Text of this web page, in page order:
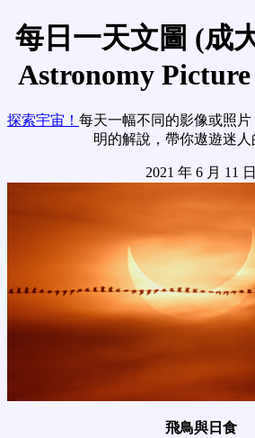
每日一天文圖 (成
Astronomy
探索宇宙！ 每天一幅不同的影像或照
明的解說，帶你遨遊迷人
2021 年 6 月 11 日
飛鳥與日食